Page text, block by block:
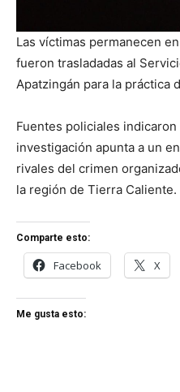
Las víctimas permanecen
fueron trasladadas al
Apatzingán para la práctica
Fuentes policiales
investigación apunta a un
rivales del crimen
la región de Tierra Caliente.
Comparte esto:
Facebook X
Me gusta esto: